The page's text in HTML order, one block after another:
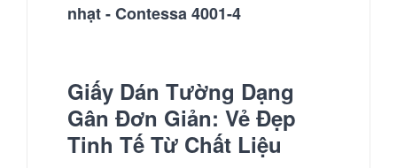
nhạt - Contessa 4001-4
Giấy Dán Tường Dạng
Gân Đơn Giản: Vẻ Đẹp
Tinh Tế Từ Chất Liệu